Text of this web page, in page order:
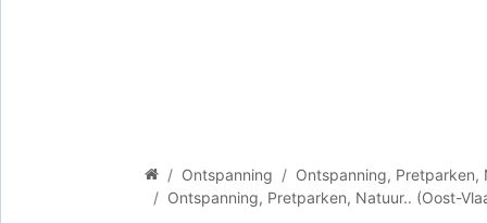
Ontspanning
Ontspanning, Pretparken,
Ontspanning, Pretparken, Natuur.. (Oost-